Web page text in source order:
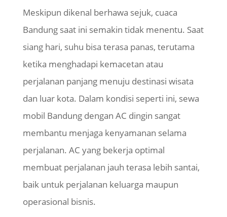
Meskipun dikenal berhawa sejuk, cuaca
Bandung saat ini semakin tidak menentu. Saat
siang hari, suhu bisa terasa panas, terutama
ketika menghadapi kemacetan atau
perjalanan panjang menuju destinasi wisata
dan luar kota. Dalam kondisi seperti ini, sewa
mobil Bandung dengan AC dingin sangat
membantu menjaga kenyamanan selama
perjalanan. AC yang bekerja optimal
membuat perjalanan jauh terasa lebih santai,
baik untuk perjalanan keluarga maupun
operasional bisnis.